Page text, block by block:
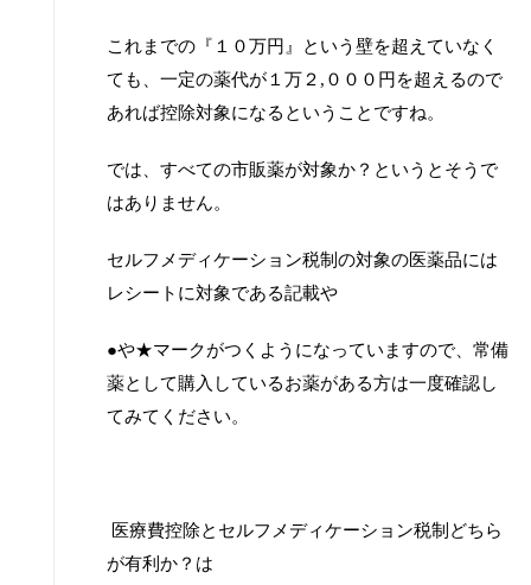
これまでの『１０万円』という壁を超えていなく
ても、一定の薬代が１万２ , ０００円を超えるので
あれば控除対象になるということですね。
では、すべての市販薬が対象か？というとそうで
はありません。
セルフメディケーション税制の対象の医薬品には
レシートに対象である記載や
●や★マークがつくようになっていますので、常備
薬として購入しているお薬がある方は一度確認し
てみてください。
医療費控除とセルフメディケーション税制どちら
が有利か？は